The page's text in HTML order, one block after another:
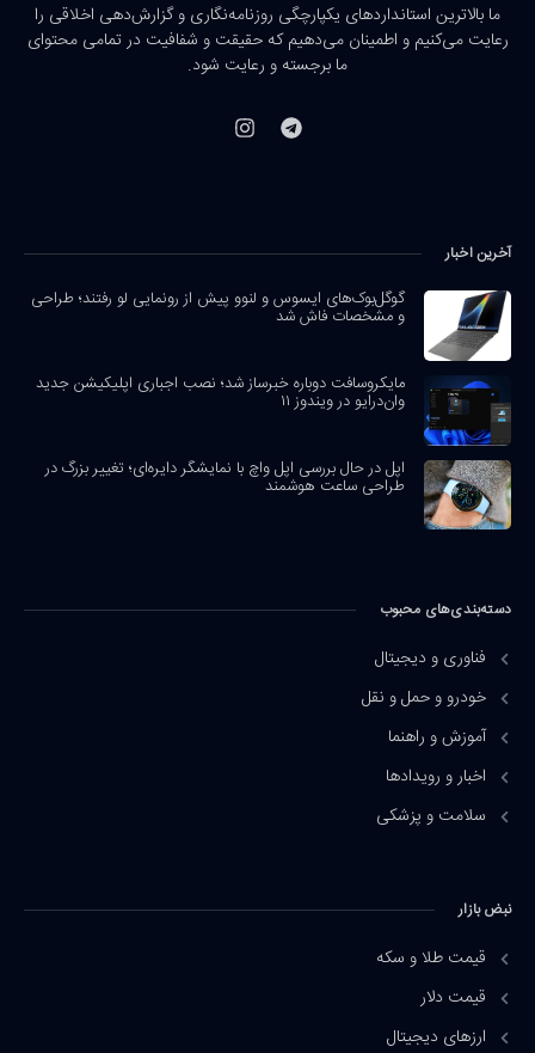
ما بالاترین استانداردهای یکپارچگی روزنامه‌نگاری و گزارش‌دهی اخلاقی را
رعایت می‌کنیم و اطمینان می‌دهیم که حقیقت و شفافیت در تمامی محتوای
ما برجسته و رعایت شود.
آخرین اخبار
گوگل‌بوک‌های ایسوس و لنوو پیش از رونمایی لو رفتند؛ طراحی
و مشخصات فاش شد
مایکروسافت دوباره خبرساز شد؛ نصب اجباری اپلیکیشن جدید
وان‌درایو در ویندوز ۱۱
اپل در حال بررسی اپل واچ با نمایشگر دایره‌ای؛ تغییر بزرگ در
طراحی ساعت هوشمند
دسته‌بندی‌های محبوب
فناوری و دیجیتال
خودرو و حمل و نقل
آموزش و راهنما
اخبار و رویدادها
سلامت و پزشکی
نبض بازار
قیمت طلا و سکه
قیمت دلار
ارزهای دیجیتال